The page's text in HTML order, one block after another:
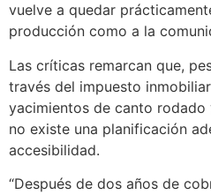
vuelve a quedar
producción como a la
Las críticas remarcan que,
través del impuesto
yacimientos de canto
no existe una planificación
accesibilidad.
“Después de dos años de